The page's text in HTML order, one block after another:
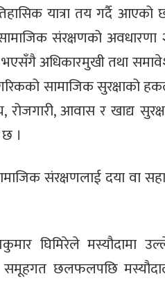
यात्रा तय गर्दै
संरक्षणको अवधारणा
भएसँगै अधिकारमुखी तथा
सामाजिक सुरक्षाको
रोजगारी, आवास र खाद्य
।
संरक्षणलाई दया वा
घिमिरेले मस्यौदामा
समूहगत छलफलपछि